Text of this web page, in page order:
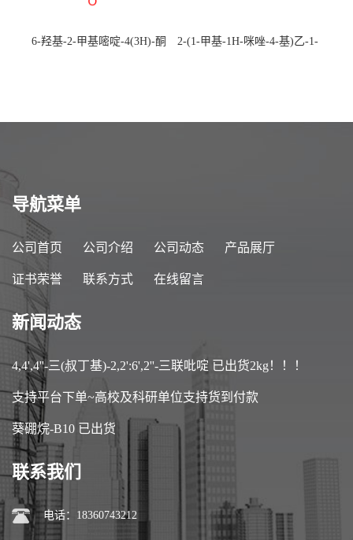
6-羟基-2-甲基嘧啶-4(3H)-酮
2-(1-甲基-1H-咪唑-4-基)乙-1-
导航菜单
公司首页 公司介绍 公司动态 产品展厅
证书荣誉 联系方式 在线留言
新闻动态
4,4',4''-三(叔丁基)-2,2':6',2''-三联吡啶 已出货2kg！！！
支持平台下单~高校及科研单位支持货到付款
葵硼烷-B10 已出货
联系我们
电话：18360743212